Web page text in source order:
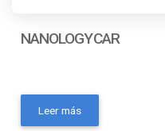
NANOLOGYCAR
de producto: No
siguientes medios:
Leer más